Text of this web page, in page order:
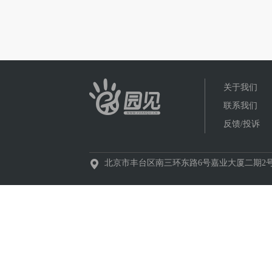
关于我们
联系我们
反馈/投诉
北京市丰台区南三环东路6号嘉业大厦二期2